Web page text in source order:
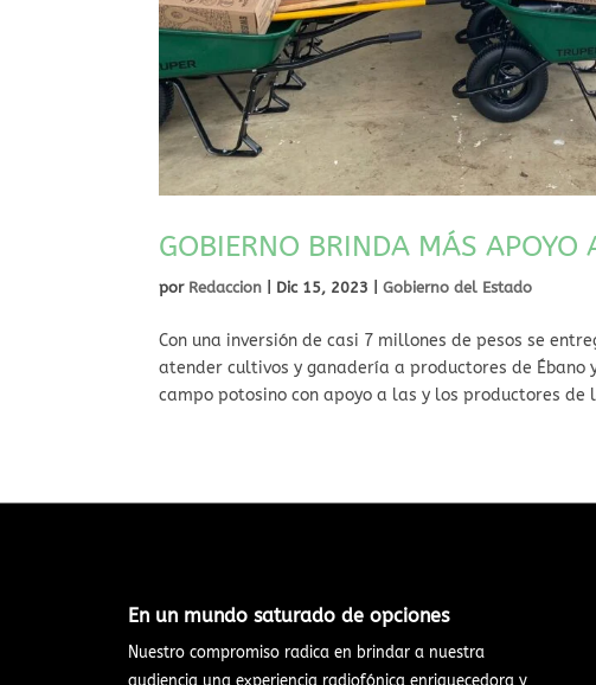
GOBIERNO BRINDA MÁS APOYO
por Redaccion Dic 15, 2023 |Gobierno del Estado
Con una inversión de casi 7 millones de pesos se
atender cultivos y ganadería a productores de
campo potosino con apoyo a las y los productores de
En un mundo saturado de opciones​
Nuestro compromiso radica en brindar a nuestra